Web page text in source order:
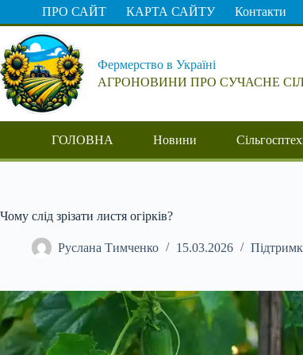
Перейти
вмісту
ПРО САЙТ КАРТА САЙТУ Контакти
Фермерство в Україні
АГРОНОВИНИ ПРО СУЧАСНЕ
ГОЛОВНА Новини
Чому слід зрізати листя огірків?
Руслана Тимченко 15.03.2026